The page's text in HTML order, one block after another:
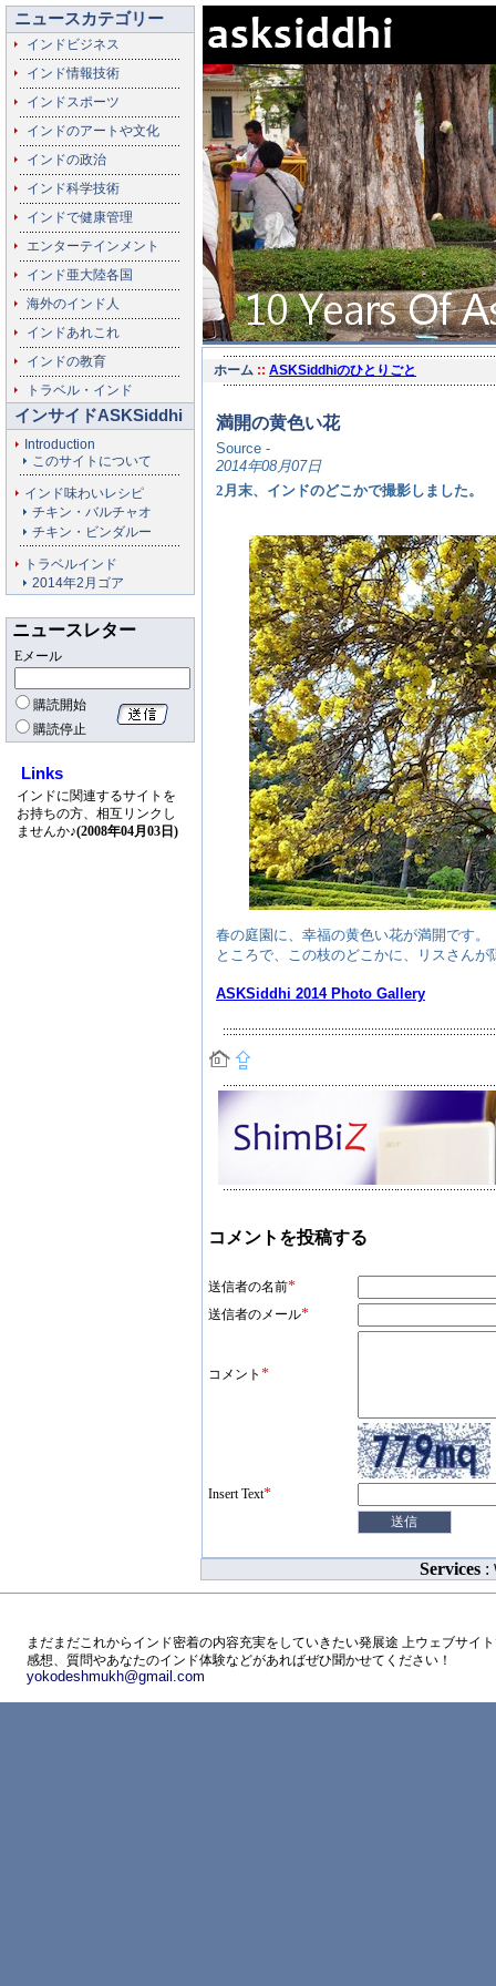
ニュースカテゴリー
インドビジネス
インド情報技術
インドスポーツ
インドのアートや文化
インドの政治
インド科学技術
インドで健康管理
エンターテインメント
インド亜大陸各国
海外のインド人
インドあれこれ
インドの教育
トラベル・インド
インサイドASKSiddhi
Introduction
このサイトについて
インド味わいレシピ
チキン・バルチャオ
チキン・ビンダルー
トラベルインド
2014年2月ゴア
ニュースレター
Eメール
購読開始
購読停止
Links
インドに関連するサイトを
お持ちの方、相互リンクし
ませんか♪(2008年04月03日)
ホーム :: ASKSiddhiのひとりごと
満開の黄色い花
Source -
2014年08月07日
2月末、インドのどこかで撮影しました。
春の庭園に、幸福の黄色い花が満開です。
ところで、この枝のどこかに、リスさん
ASKSiddhi 2014 Photo Gallery
コメントを投稿する
送信者の名前*
送信者のメール*
コメント *
Insert Text*
Services :
まだまだこれからインド密着の内容充実をしていきたい発展途 上ウェブサイ
感想、質問やあなたのインド体験などがあればぜひ聞かせてください！
yokodeshmukh@gmail.com